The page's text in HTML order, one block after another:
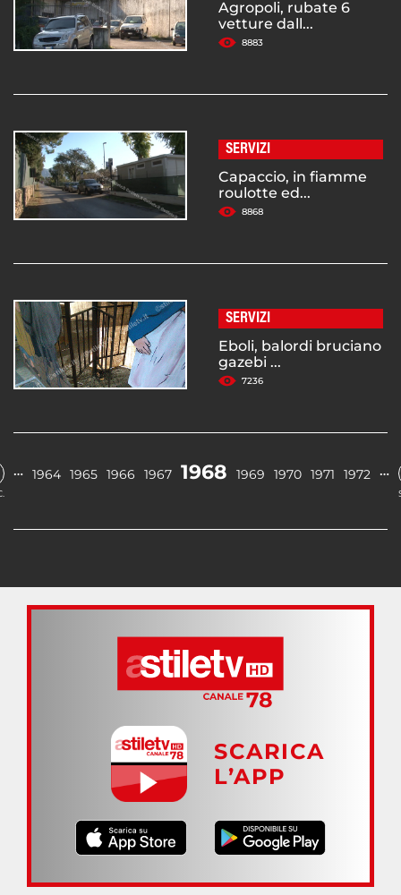
Agropoli, rubate 6
vetture dall...
8883
SERVIZI
Capaccio, in fiamme
roulotte ed...
8868
SERVIZI
Eboli, balordi bruciano
gazebi ...
7236
… 1964 1965 1966 1967 1968 1969 1970 1971 1972 …
SCARICA
L’APP